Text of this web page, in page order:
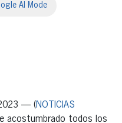
AI Mode
— (NOTICIAS
acostumbrado todos los